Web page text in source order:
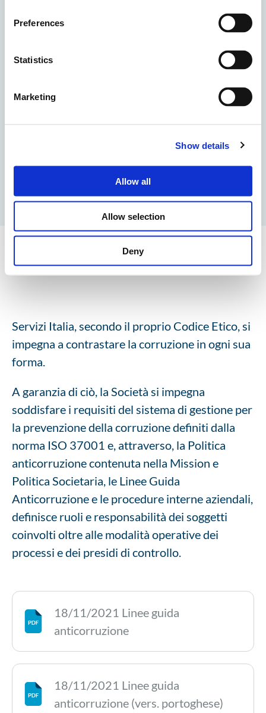
Preferences
Statistics
Marketing
Show details
Allow all
Allow selection
Deny
Procedura whistleblowing (Sistema di
Servizi Italia, secondo il proprio Codice Etico, si
impegna a contrastare la corruzione in ogni sua
forma.
A garanzia di ciò, la Società si impegna
soddisfare i requisiti del sistema di gestione per
la prevenzione della corruzione definiti dalla
norma ISO 37001 e, attraverso, la Politica
anticorruzione contenuta nella Mission e
Politica Societaria, le Linee Guida
Anticorruzione e le procedure interne aziendali,
definisce ruoli e responsabilità dei soggetti
coinvolti oltre alle modalità operative dei
processi e dei presidi di controllo.
18/11/2021 Linee guida
anticorruzione
18/11/2021 Linee guida
anticorruzione (vers. portoghese)